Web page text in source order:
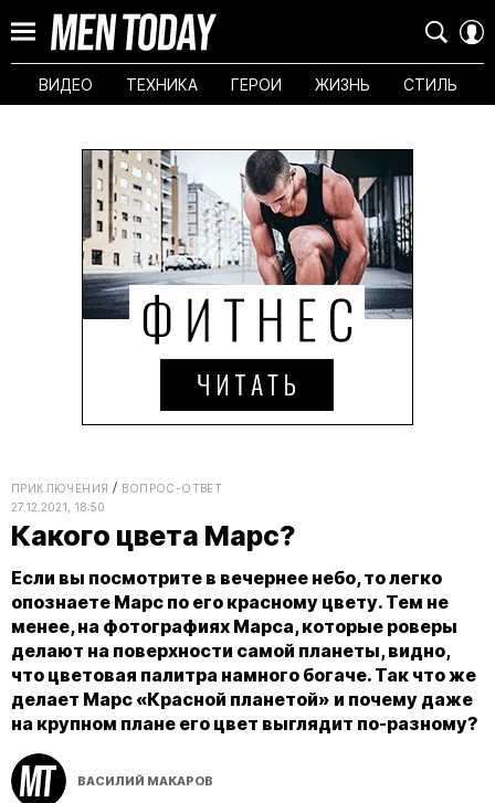
ВИДЕО ТЕХНИКА ГЕРОИ ЖИЗНЬ СТИЛЬ
ПРИКЛЮЧЕНИЯ
ВОПРОС-ОТВЕТ
27.12.2021, 18:50
Какого цвета Марс?
Если вы посмотрите в вечернее небо, то легко
опознаете Марс по его красному цвету. Тем не
менее, на фотографиях Марса, которые роверы
делают на поверхности самой планеты, видно,
что цветовая палитра намного богаче. Так что же
делает Марс «Красной планетой» и почему даже
на крупном плане его цвет выглядит по-разному?
ВАСИЛИЙ МАКАРОВ